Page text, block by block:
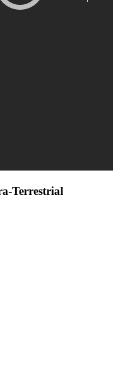
Terrestrial